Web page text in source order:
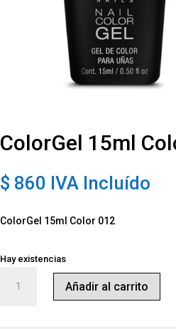
ColorGel 15ml
$ 860 IVA Incluído
ColorGel 15ml Color 012
Hay existencias
15ml
Añadir al carrito